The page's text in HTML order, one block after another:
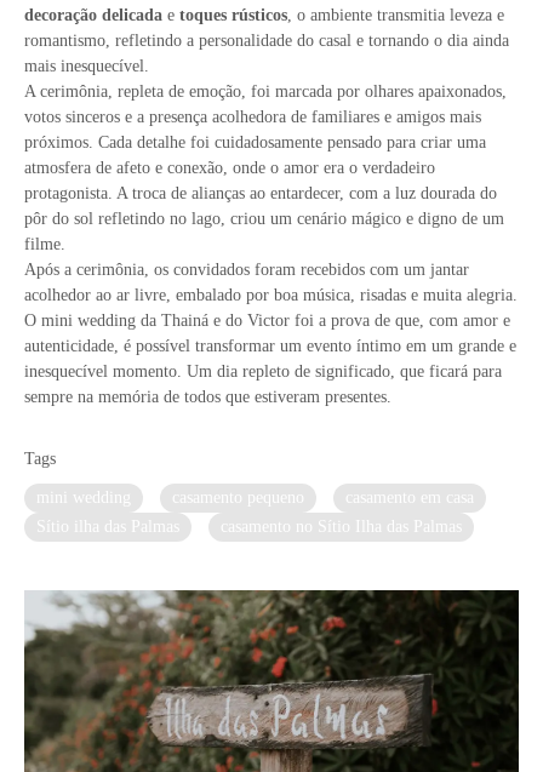
decoração delicada e toques rústicos, o ambiente transmitia leveza e
romantismo, refletindo a personalidade do casal e tornando o dia ainda
mais inesquecível.
A cerimônia, repleta de emoção, foi marcada por olhares apaixonados,
votos sinceros e a presença acolhedora de familiares e amigos mais
próximos. Cada detalhe foi cuidadosamente pensado para criar uma
atmosfera de afeto e conexão, onde o amor era o verdadeiro
protagonista. A troca de alianças ao entardecer, com a luz dourada do
pôr do sol refletindo no lago, criou um cenário mágico e digno de um
filme.
Após a cerimônia, os convidados foram recebidos com um jantar
acolhedor ao ar livre, embalado por boa música, risadas e muita alegria.
O mini wedding da Thainá e do Victor foi a prova de que, com amor e
autenticidade, é possível transformar um evento íntimo em um grande e
inesquecível momento. Um dia repleto de significado, que ficará para
sempre na memória de todos que estiveram presentes.
Tags
mini wedding casamento pequeno
casamento em casa
Sítio ilha das Palmas
casamento no Sítio Ilha das Palmas